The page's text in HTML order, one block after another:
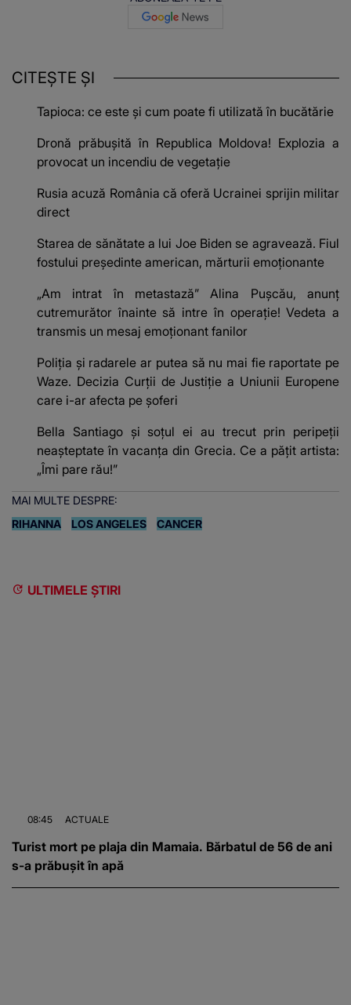
CITEȘTE ȘI
Tapioca: ce este și cum poate fi utilizată în bucătărie
Dronă prăbușită în Republica Moldova! Explozia a
provocat un incendiu de vegetație
Rusia acuză România că oferă Ucrainei sprijin militar
direct
Starea de sănătate a lui Joe Biden se agravează. Fiul
fostului președinte american, mărturii emoționante
„Am intrat în metastază” Alina Pușcău, anunț
cutremurător înainte să intre în operație! Vedeta a
transmis un mesaj emoționant fanilor
Poliţia şi radarele ar putea să nu mai fie raportate pe
Waze. Decizia Curţii de Justiție a Uniunii Europene
care i-ar afecta pe şoferi
Bella Santiago și soțul ei au trecut prin peripeții
neașteptate în vacanța din Grecia. Ce a pățit artista:
„Îmi pare rău!”
MAI MULTE DESPRE:
RIHANNA
LOS ANGELES CANCER
ULTIMELE ȘTIRI
08:45 ACTUALE
Turist mort pe plaja din Mamaia. Bărbatul de 56 de ani
s-a prăbușit în apă